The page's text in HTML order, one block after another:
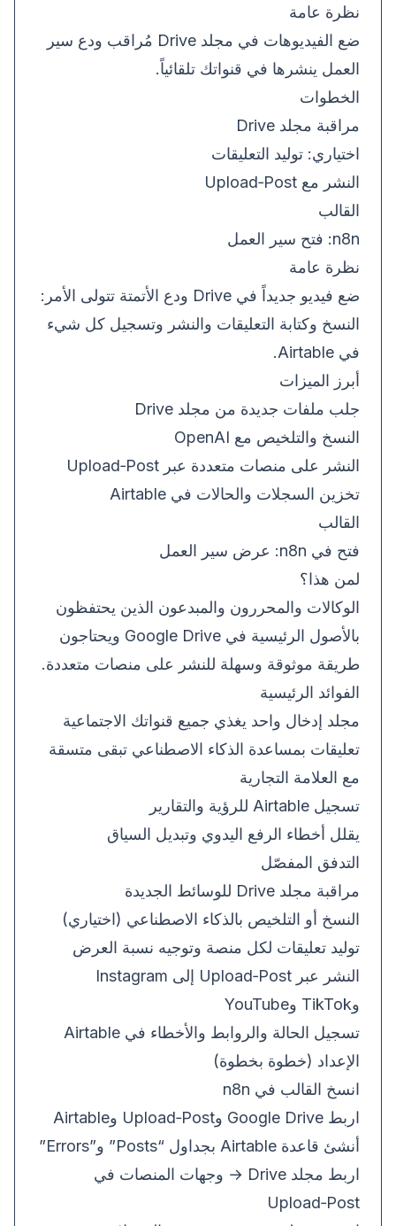
نظرة عامة
ضع الفيديوهات في مجلد Drive مُراقب ودع سير
العمل ينشرها في قنواتك تلقائياً.
الخطوات
مراقبة مجلد Drive
اختياري: توليد التعليقات
النشر مع Upload‑Post
القالب
n8n: فتح سير العمل
نظرة عامة
ضع فيديو جديداً في Drive ودع الأتمتة تتولى الأمر:
النسخ وكتابة التعليقات والنشر وتسجيل كل شيء
في Airtable.
أبرز الميزات
جلب ملفات جديدة من مجلد Drive
النسخ والتلخيص مع OpenAI
النشر على منصات متعددة عبر Upload‑Post
تخزين السجلات والحالات في Airtable
القالب
فتح في n8n:
عرض سير العمل
لمن هذا؟
الوكالات والمحررون والمبدعون الذين يحتفظون
بالأصول الرئيسية في Google Drive ويحتاجون
طريقة موثوقة وسهلة للنشر على منصات متعددة.
الفوائد الرئيسية
مجلد إدخال واحد يغذي جميع قنواتك الاجتماعية
تعليقات بمساعدة الذكاء الاصطناعي تبقى متسقة
مع العلامة التجارية
تسجيل Airtable للرؤية والتقارير
يقلل أخطاء الرفع اليدوي وتبديل السياق
التدفق المفصّل
مراقبة مجلد Drive للوسائط الجديدة
النسخ أو التلخيص بالذكاء الاصطناعي (اختياري)
توليد تعليقات لكل منصة وتوجيه نسبة العرض
النشر عبر Upload‑Post إلى Instagram
وTikTok وYouTube
تسجيل الحالة والروابط والأخطاء في Airtable
الإعداد (خطوة بخطوة)
انسخ القالب في n8n
اربط Google Drive وUpload‑Post وAirtable
أنشئ قاعدة Airtable بجداول “Posts” و”Errors”
اربط مجلد Drive → وجهات المنصات في
Upload‑Post